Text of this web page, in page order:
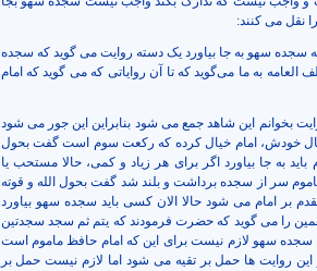
سجده سهو به جا بیاورد یک دسته روایت می گوید که سجده
العامه به ما می‌گوید که تا آن روایاتی که می گوید که امام
بخوانم این شاهد جمع می شود بنابراین این جور می شود
خودش، امام خیال کرده که رکعت سوم است گفت بحول
به جا بیاورد اگر برای هر زیاد و کمی، حالا مستحب یا
سر از سجده برداشت و بلند شد گفت بحول الله و قوته
بر امام می شود حالا الان کسی باید سجده سهو بیاورد
همین را می گوید که حضرت فرمودند که یتم ثم سجد سجدتین
سجده سهو لازم نیست برای این که امام حافظ ماموم است
روایت ها حمل بر تقیه می شود اما لازم نیست حمل بر